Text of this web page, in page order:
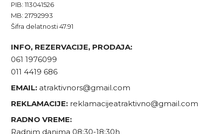
PIB: 113041526
MB: 21792993
Šifra delatnosti 47.91
INFO, REZERVACIJE, PRODAJA:
061 1976099
011 4419 686
EMAIL: atraktivnors@gmail.com
REKLAMACIJE: reklamacijeatraktivno@gmail.com
RADNO VREME:
Radnim danima 08:30-18:30h